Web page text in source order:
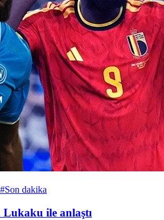
#Son dakika
Lukaku ile anlaştı